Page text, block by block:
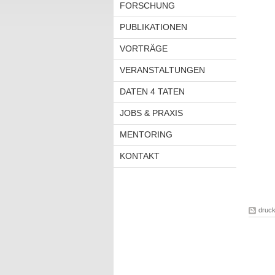
FORSCHUNG
PUBLIKATIONEN
VORTRÄGE
VERANSTALTUNGEN
DATEN 4 TATEN
JOBS & PRAXIS
MENTORING
KONTAKT